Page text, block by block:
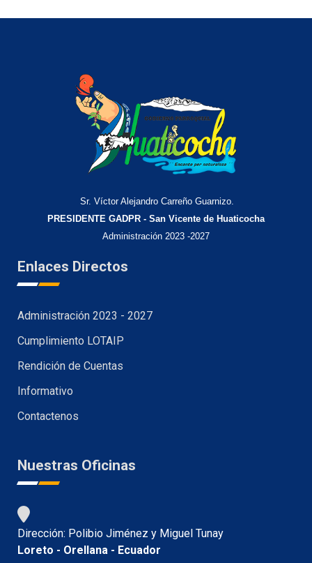
Sr. Víctor Alejandro Carreño Guarnizo.
PRESIDENTE GADPR - San Vicente de Huaticocha
Administración 2023 -2027
Enlaces Directos
Administración 2023 - 2027
Cumplimiento LOTAIP
Rendición de Cuentas
Informativo
Contactenos
Nuestras Oficinas
Dirección: Polibio Jiménez y Miguel Tunay
Loreto - Orellana - Ecuador